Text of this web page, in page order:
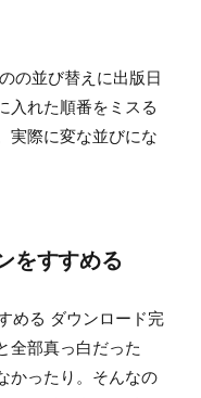
の並び替えに出版日
入れた順番をミスる
実際に変な並びにな
をすすめる
める ダウンロード完
全部真っ白だった
かったり。そんなの